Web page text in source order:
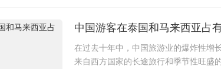
中国游客在泰国和马来西亚占
在过去十年中，中国旅游业的爆炸性增
来自西方国家的长途旅行和季节性旺盛